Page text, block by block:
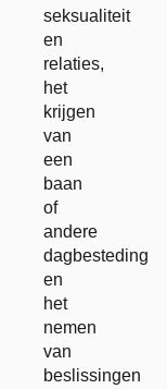
seksualiteit
en
relaties,
het
krijgen
van
een
baan
of
andere
dagbesteding
en
het
nemen
van
beslissingen